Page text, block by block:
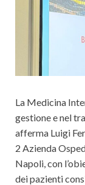
La Medicina
gestione e nel
afferma Luigi
2 Azienda
Napoli, con
dei pazienti